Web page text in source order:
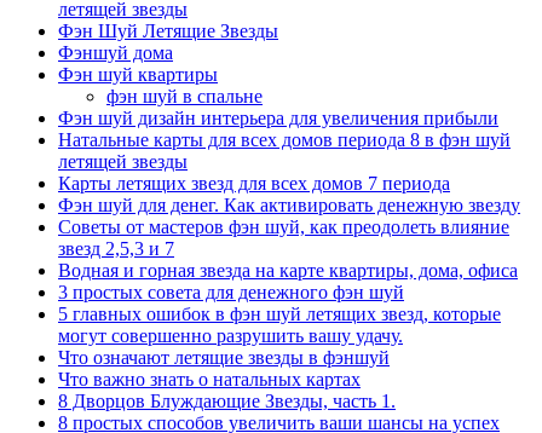
летящей звезды
Фэн Шуй Летящие Звезды
Фэншуй дома
Фэн шуй квартиры
фэн шуй в спальне
Фэн шуй дизайн интерьера для увеличения прибыли
Натальные карты для всех домов периода 8 в фэн шуй
летящей звезды
Карты летящих звезд для всех домов 7 периода
Фэн шуй для денег. Как активировать денежную звезду
Советы от мастеров фэн шуй, как преодолеть влияние
звезд 2,5,3 и 7
Водная и горная звезда на карте квартиры, дома, офиса
3 простых совета для денежного фэн шуй
5 главных ошибок в фэн шуй летящих звезд, которые
могут совершенно разрушить вашу удачу.
Что означают летящие звезды в фэншуй
Что важно знать о натальных картах
8 Дворцов Блуждающие Звезды, часть 1.
8 простых способов увеличить ваши шансы на успех